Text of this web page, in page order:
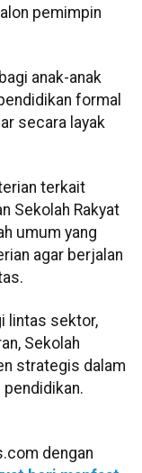
pemimpin
anak-anak
formal
secara layak
terkait
Sekolah Rakyat
umum yang
agar berjalan
lintas sektor,
Sekolah
strategis dalam
dengan